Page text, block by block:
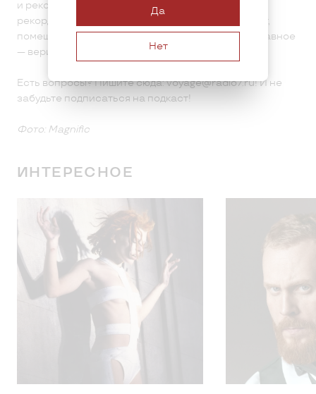
Да
Нет
и рекорд, официально зафиксированный в Книге
рекордов Гиннесса. Так что когда горы тебя зовут,
помешать тебе не могут ни возраст, ни увечья, главное
— верить. И сделать первый шаг.
Есть вопросы? Пишите сюда: voyage@radio7.ru! И не
забудьте подписаться на подкаст!
Фото: Magnific
ИНТЕРЕСНОЕ